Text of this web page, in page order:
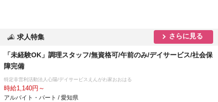
求人特集 さらに見る
「未経験OK」調理スタッフ/無資格可/午前のみ/デイサービス/社会保
障完備
特定非営利活動法人心陽/デイサービスえんがわ家おおはる
時給1,140円～
アルバイト・パート / 愛知県